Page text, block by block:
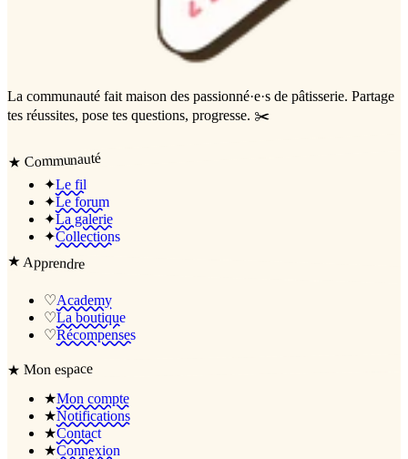
La communauté fait maison des passionné·e·s de pâtisserie. Partage
tes réussites, pose tes questions, progresse. ✂️
★ Communauté
✦Le fil
✦Le forum
✦La galerie
✦Collections
★Apprendre
♡Academy
♡La boutique
♡Récompenses
★Mon espace
★Mon compte
★Notifications
★Contact
★Connexion